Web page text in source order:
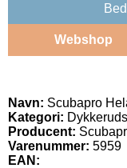
Webshop
Navn: Scubapro
Kategori:
Producent:
Varenummer: 5959
EAN: